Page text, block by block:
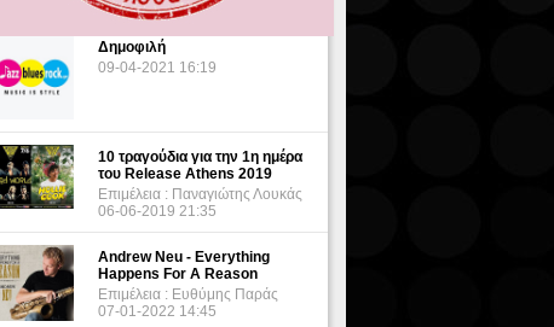
Δημοφιλή
09-04-2021 16:19
10 τραγούδια για την 1η ημέρα
του Release Athens 2019
Επιμέλεια : Παναγιώτης Λουκάς
06-06-2019 21:35
Andrew Neu - Everything
Happens For A Reason
Επιμέλεια : Ευθύμης Παράς
07-01-2022 14:45